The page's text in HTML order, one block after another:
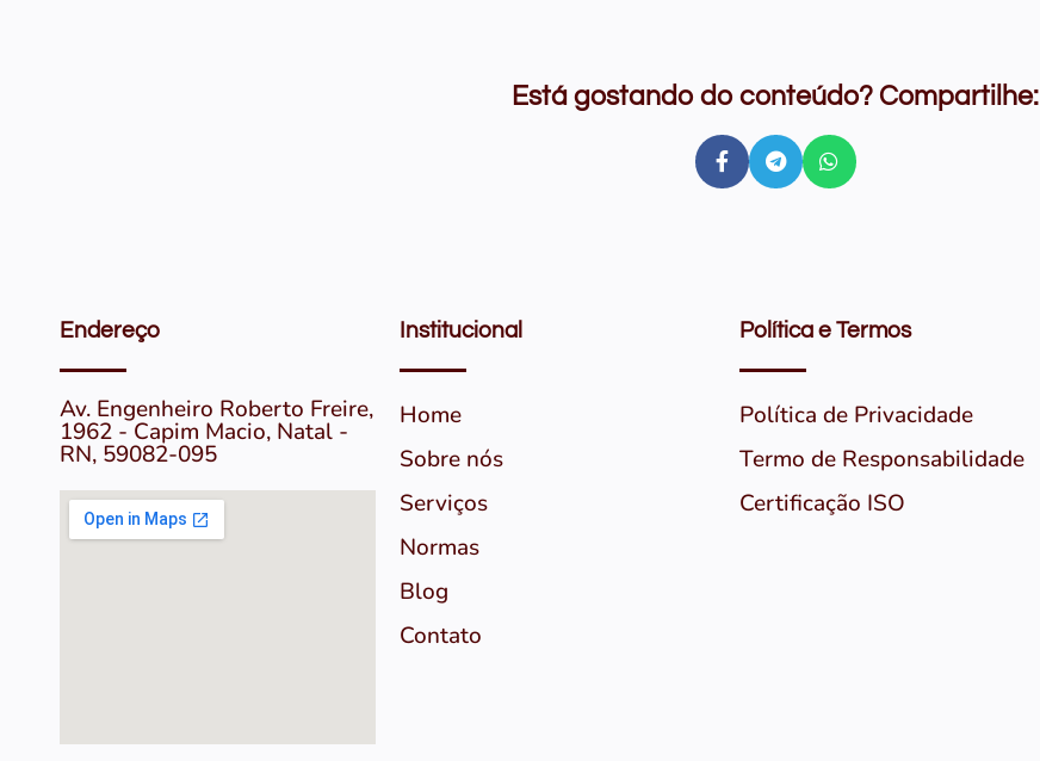
Está gostando do conteúdo? Compartilhe:
Endereço
Av. Engenheiro Roberto Freire,
1962 - Capim Macio, Natal -
RN, 59082-095
Institucional
Home
Sobre nós
Serviços
Normas
Blog
Contato
Política e Termos
Política de Privacidade
Termo de Responsabilidade
Certificação ISO